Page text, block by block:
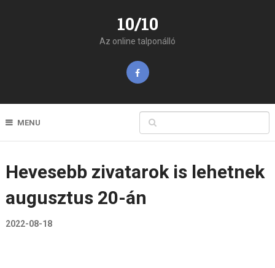
10/10
Az online talponálló
MENU
Hevesebb zivatarok is lehetnek
augusztus 20-án
2022-08-18